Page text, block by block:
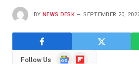
BY NEWS DESK SEPTEMBER 20,
Follow Us
GoogleFlipboard